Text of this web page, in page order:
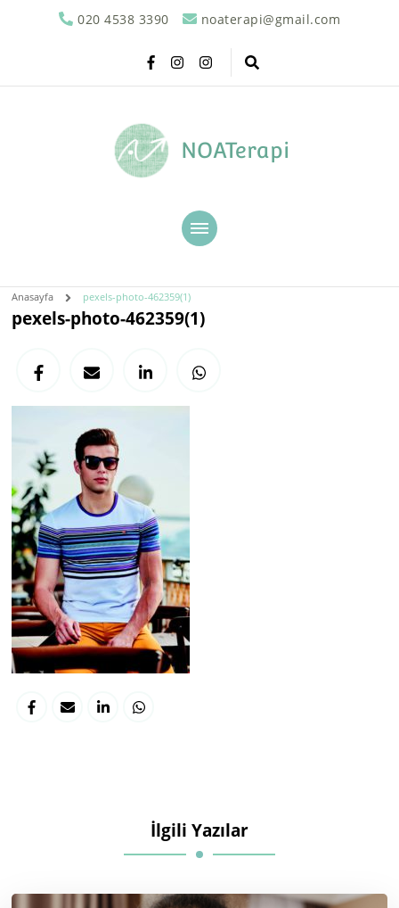
020 4538 3390 noaterapi@gmail.com
NOATerapi
Anasayfa pexels-photo-462359(1)
pexels-photo-462359(1)
İlgili Yazılar